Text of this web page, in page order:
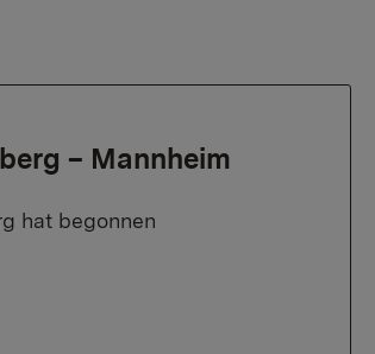
– Mannheim
hat begonnen